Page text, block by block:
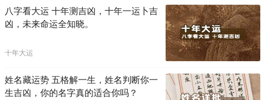
八字看大运 十年测吉凶，十年一运卜吉
凶，未来命运全知晓。
十年大运
姓名藏运势 五格解一生，姓名判断你一
生吉凶，你的名字真的适合你吗？